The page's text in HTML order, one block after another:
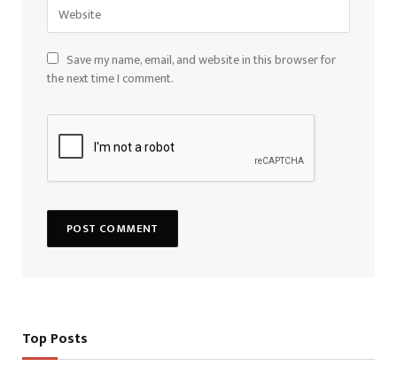
Save my name, email, and website in this browser for
the next time I comment.
Top Posts